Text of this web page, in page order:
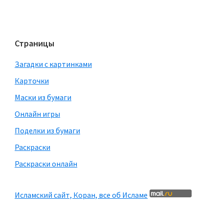
Страницы
Загадки с картинками
Карточки
Маски из бумаги
Онлайн игры
Поделки из бумаги
Раскраски
Раскраски онлайн
Исламский сайт, Коран, все об Исламе